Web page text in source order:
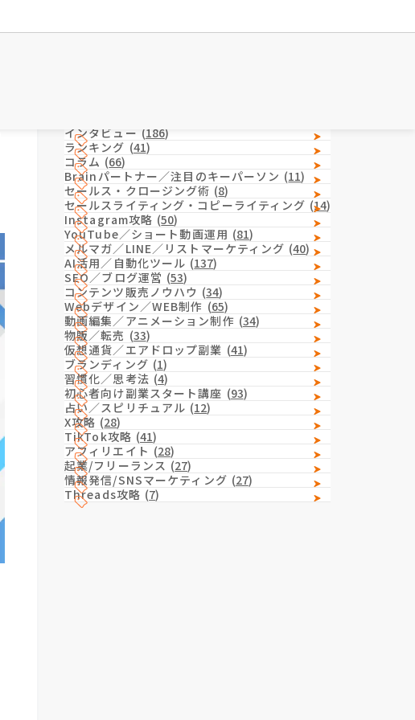
インタビュー (186)
ランキング (41)
コラム (66)
Brainパートナー／注目のキーパーソン (11)
セールス・クロージング術 (8)
セールスライティング・コピーライティング (14)
Instagram攻略 (50)
YouTube／ショート動画運用 (81)
メルマガ／LINE／リストマーケティング (40)
AI活用／自動化ツール (137)
SEO／ブログ運営 (53)
コンテンツ販売ノウハウ (34)
Webデザイン／WEB制作 (65)
動画編集／アニメーション制作 (34)
物販／転売 (33)
仮想通貨／エアドロップ副業 (41)
ブランディング (1)
習慣化／思考法 (4)
初心者向け副業スタート講座 (93)
占い／スピリチュアル (12)
X攻略 (28)
TikTok攻略 (41)
アフィリエイト (28)
起業/フリーランス (27)
情報発信/SNSマーケティング (27)
Threads攻略 (7)